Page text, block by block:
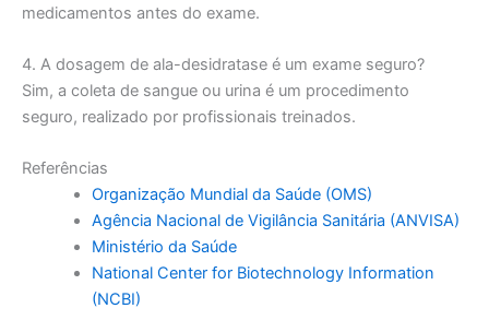
medicamentos antes do exame.
4. A dosagem de ala-desidratase é um exame seguro?
Sim, a coleta de sangue ou urina é um procedimento
seguro, realizado por profissionais treinados.
Referências
Organização Mundial da Saúde (OMS)
Agência Nacional de Vigilância Sanitária (ANVISA)
Ministério da Saúde
National Center for Biotechnology Information
(NCBI)